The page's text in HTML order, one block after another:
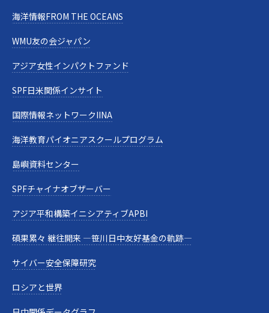
海洋情報FROM THE OCEANS
WMU友の会ジャパン
アジア女性インパクトファンド
SPF日米関係インサイト
国際情報ネットワークIINA
海洋教育パイオニアスクールプログラム
島嶼資料センター
SPFチャイナオブザーバー
アジア平和構築イニシアティブAPBI
碩果累々 継往開来 —笹川日中友好基金の軌跡—
サイバー安全保障研究
ロシアと世界